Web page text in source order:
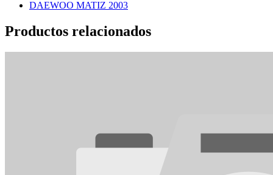
DAEWOO MATIZ 2003
Productos relacionados